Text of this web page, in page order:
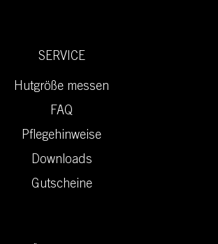
SERVICE
Hutgröße messen
FAQ
Pflegehinweise
Downloads
Gutscheine